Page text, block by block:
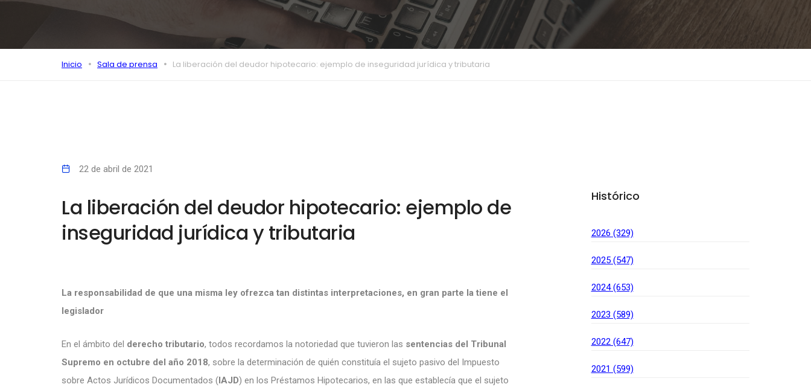
Inicio Sala de prensa La liberación del deudor hipotecario: ejemplo de inseguridad jurídica y tributaria
22 de abril de 2021
La liberación del deudor hipotecario: ejemplo de
inseguridad jurídica y tributaria
La responsabilidad de que una misma ley ofrezca tan distintas interpretaciones, en gran parte la tiene el
legislador
En el ámbito del derecho tributario, todos recordamos la notoriedad que tuvieron las sentencias del Tribunal
Supremo en octubre del año 2018, sobre la determinación de quién constituía el sujeto pasivo del Impuesto
sobre Actos Jurídicos Documentados ( IAJD) en los Préstamos Hipotecarios, en las que establecía que el sujeto
Histórico
2026 (329)
2025 (547)
2024 (653)
2023 (589)
2022 (647)
2021 (599)